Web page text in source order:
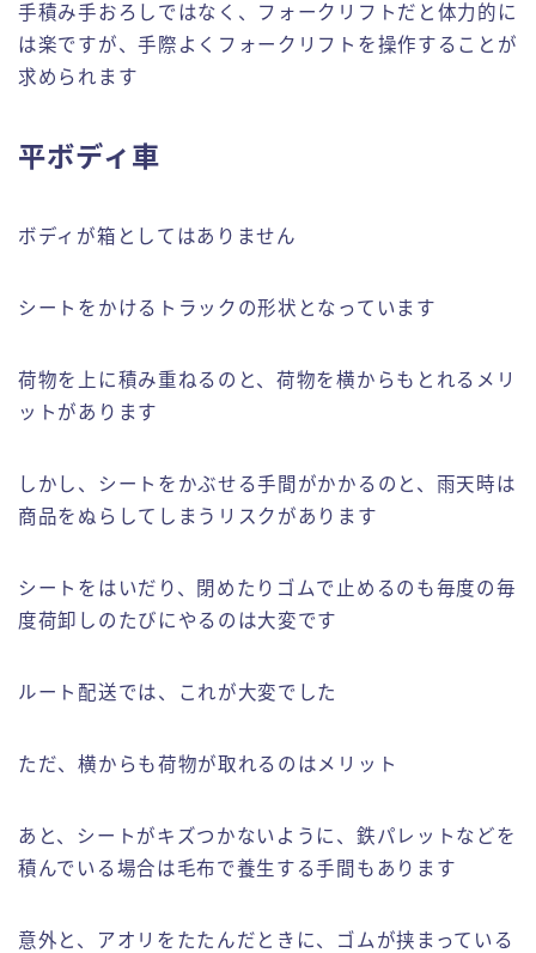
手積み手おろしではなく、フォークリフトだと体力的に
は楽ですが、手際よくフォークリフトを操作することが
求められます
平ボディ車
ボディが箱としてはありません
シートをかけるトラックの形状となっています
荷物を上に積み重ねるのと、荷物を横からもとれるメリ
ットがあります
しかし、シートをかぶせる手間がかかるのと、雨天時は
商品をぬらしてしまうリスクがあります
シートをはいだり、閉めたりゴムで止めるのも毎度の毎
度荷卸しのたびにやるのは大変です
ルート配送では、これが大変でした
ただ、横からも荷物が取れるのはメリット
あと、シートがキズつかないように、鉄パレットなどを
積んでいる場合は毛布で養生する手間もあります
意外と、アオリをたたんだときに、ゴムが挟まっている